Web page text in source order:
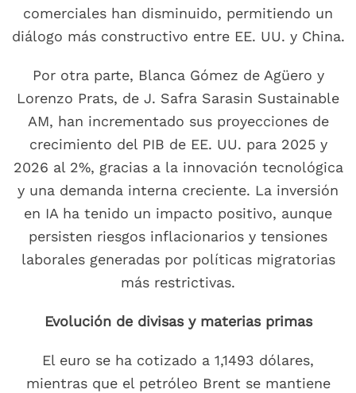
comerciales han disminuido, permitiendo un
diálogo más constructivo entre EE. UU. y China.
Por otra parte, Blanca Gómez de Agüero y
Lorenzo Prats, de J. Safra Sarasin Sustainable
AM, han incrementado sus proyecciones de
crecimiento del PIB de EE. UU. para 2025 y
2026 al 2%, gracias a la innovación tecnológica
y una demanda interna creciente. La inversión
en IA ha tenido un impacto positivo, aunque
persisten riesgos inflacionarios y tensiones
laborales generadas por políticas migratorias
más restrictivas.
Evolución de divisas y materias primas
El euro se ha cotizado a 1,1493 dólares,
mientras que el petróleo Brent se mantiene